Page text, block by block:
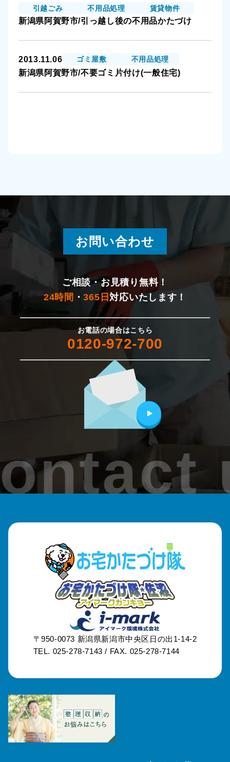
引越ごみ 不用品処理 賃貸物件
新潟県阿賀野市/引っ越し後の不用品かたづけ
2013.11.06 ゴミ屋敷 不用品処理
新潟県阿賀野市/不要ゴミ片付け(一般住宅)
阿賀野市の公共住宅（市営住宅）
三条市
十日町市
聖籠町
五泉市
田上町
加茂市
見附市
刈羽村
出雲崎町
南魚沼市
津南町
お問い合わせ
ご相談・お見積り無料！
24時間 ・365日対応いたします！
お電話の場合はこちら
0120-972-700
〒950-0073 新潟県新潟市中央区日の出1-14-2
TEL. 025-278-7143 / FAX. 025-278-7144